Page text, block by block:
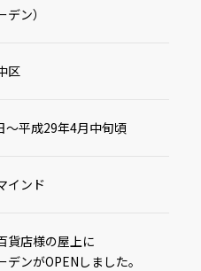
ン）
区
～平成29年4月中旬頃
インド
貨店様の屋上に
ンがOPENしました。